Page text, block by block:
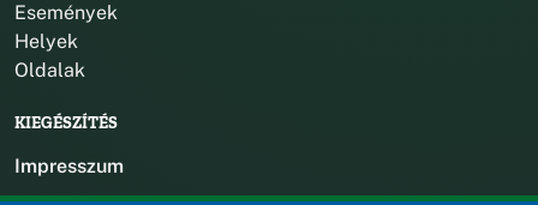
Események
Helyek
Oldalak
KIEGÉSZÍTÉS
Impresszum